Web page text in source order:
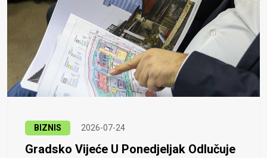
BIZNIS 2026-07-24
Gradsko Vijeće U Ponedjeljak Odlučuje